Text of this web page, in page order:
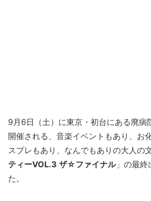
9月6日（土）に東京・初台にある廃病
開催される、音楽イベントもあり、お
スプレもあり、なんでもありの大人の
ティーVOL.3 ザ☆ファイナル」の最終
た。